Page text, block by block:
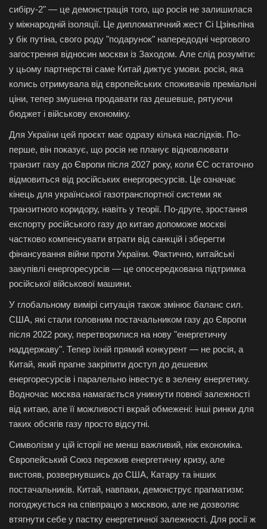
сибіру-2" — це демонстрація того, що росія не залишилася
у міжнародній ізоляції. Це дипломатичний жест Сі Цзіньпіна
у бік путіна, свого роду "подарунок" напередодні чергового
загострення відносин москви із Заходом. Але слід розуміти:
у цьому партнерстві саме Китай диктує умови. росія, яка
колись отримувала від європейських споживачів преміальні
ціни, тепер змушена продавати газ дешевше, рятуючи
бюджет і військову економіку.
Для України цей проєкт має одразу кілька наслідків. По-
перше, він показує, що росія не планує відновлювати
транзит газу до Європи після 2027 року, коли ЄС остаточно
відмовиться від російських енергоресурсів. Це означає
кінець для української газотранспортної системи як
транзитного коридору, навіть у теорії. По-друге, зростання
експорту російського газу до китаю допоможе москві
частково компенсувати втрати від санкцій і зберегти
фінансування війни проти України. Фактично, китайські
закупівлі енергоресурсів — це опосередкована підтримка
російської військової машини.
У глобальному вимірі ситуація також змінює баланс сил.
США, які стали головним постачальником газу до Європи
після 2022 року, перетворилися на нову "енергетичну
наддержаву". Тепер їхній прямий конкурент — не росія, а
Китай, який прагне закріпити доступ до дешевих
енергоресурсів і паралельно інвестує в зелену енергетику.
Водночас москва намагається уникнути повної залежності
від китаю, але її можливості вкрай обмежені: інші ринки для
таких обсягів газу просто відсутні.
Символізм у цій історії не менш важливий, ніж економіка.
Європейський Союз пережив енергетичну кризу, але
вистояв, розвернувшись до США, Катару та інших
постачальників. Китай, навпаки, демонструє прагматизм:
погоджується на співпрацю з москвою, але не дозволяє
втягнути себе у пастку енергетичної залежності. Для росії ж